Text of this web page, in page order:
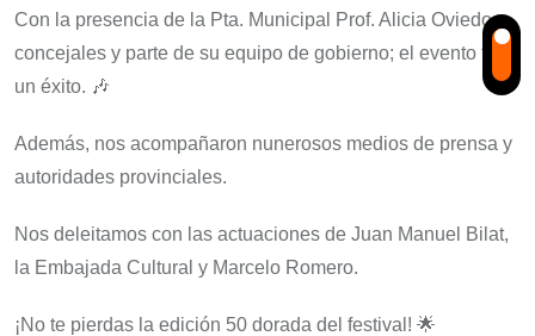
Con la presencia de la Pta. Municipal Prof. Alicia Oviedo,
concejales y parte de su equipo de gobierno; el evento fue
un éxito. 🎶
Además, nos acompañaron nunerosos medios de prensa y
autoridades provinciales.
Nos deleitamos con las actuaciones de Juan Manuel Bilat,
la Embajada Cultural y Marcelo Romero.
¡No te pierdas la edición 50 dorada del festival! 🌟